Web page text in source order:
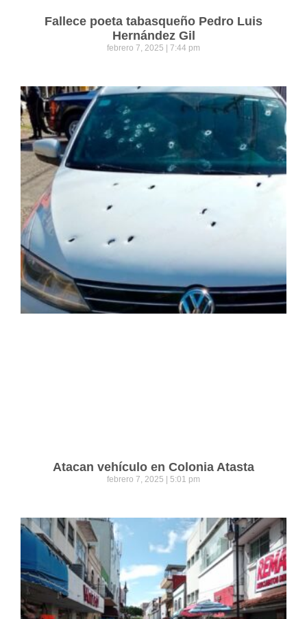
Fallece poeta tabasqueño Pedro Luis
Hernández Gil
febrero 7, 2025 7:44 pm
Atacan vehículo en Colonia Atasta
febrero 7, 2025 5:01 pm